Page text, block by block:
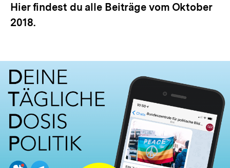
Hier findest du alle Beiträge vom Oktober
2018.